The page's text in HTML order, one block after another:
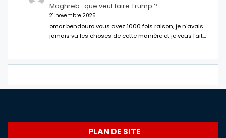
Maghreb : que veut faire Trump ?
21 novembre 2025
omar bendouro vous avez 1000 fois raison, je n'avais
jamais vu les choses de cette manière et je vous fait…
PLAN DE SITE